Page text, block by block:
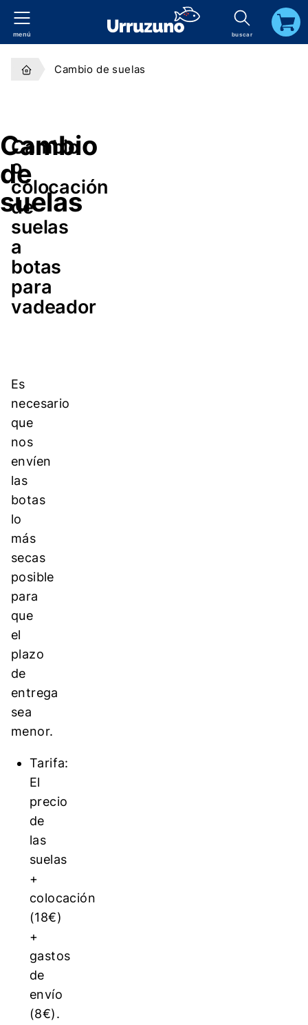
menú buscar
Cambio de suelas
Cambio
de
suelas
Cambio
o
colocación
de
suelas
a
botas
para
vadeador
Es
necesario
que
nos
envíen
las
botas
lo
más
secas
posible
para
que
el
plazo
de
entrega
sea
menor.
Tarifa:
El
precio
de
las
suelas
+
colocación
(18€)
+
gastos
de
envío
(8€).